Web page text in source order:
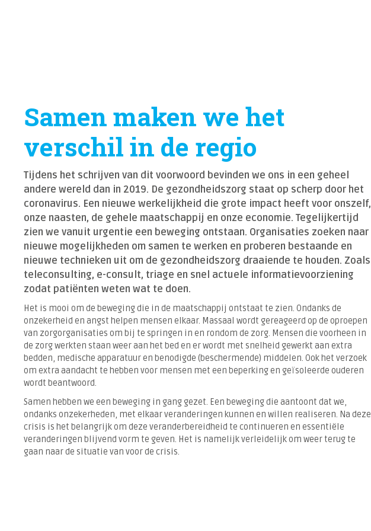
Samen maken we het
verschil in de regio
Tijdens het schrijven van dit voorwoord bevinden we ons in een geheel
andere wereld dan in 2019. De gezondheidszorg staat op scherp door het
coronavirus. Een nieuwe werkelijkheid die grote impact heeft voor onszelf,
onze naasten, de gehele maatschappij en onze economie. Tegelijkertijd
zien we vanuit urgentie een beweging ontstaan. Organisaties zoeken naar
nieuwe mogelijkheden om samen te werken en proberen bestaande en
nieuwe technieken uit om de gezondheidszorg draaiende te houden. Zoals
teleconsulting, e-consult, triage en snel actuele informatievoorziening
zodat patiënten weten wat te doen.
Het is mooi om de beweging die in de maatschappij ontstaat te zien. Ondanks de
onzekerheid en angst helpen mensen elkaar. Massaal wordt gereageerd op de oproepen
van zorgorganisaties om bij te springen in en rondom de zorg. Mensen die voorheen in
de zorg werkten staan weer aan het bed en er wordt met snelheid gewerkt aan extra
bedden, medische apparatuur en benodigde (beschermende) middelen. Ook het verzoek
om extra aandacht te hebben voor mensen met een beperking en geïsoleerde ouderen
wordt beantwoord.
Samen hebben we een beweging in gang gezet. Een beweging die aantoont dat we,
ondanks onzekerheden, met elkaar veranderingen kunnen en willen realiseren. Na deze
crisis is het belangrijk om deze veranderbereidheid te continueren en essentiële
veranderingen blijvend vorm te geven. Het is namelijk verleidelijk om weer terug te
gaan naar de situatie van voor de crisis.